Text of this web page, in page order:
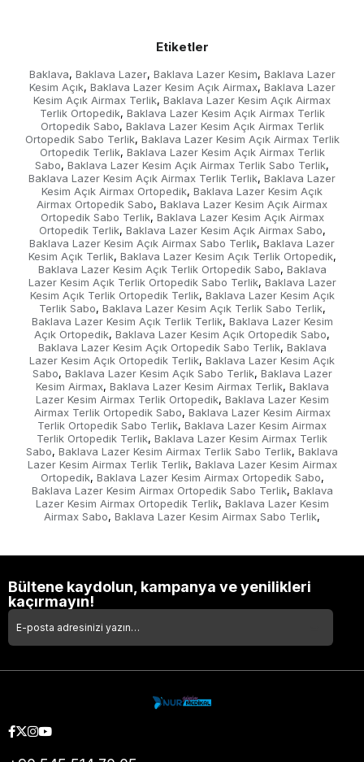
Etiketler
Baklava, Baklava Lazer, Baklava Lazer Kesim, Baklava Lazer
Kesim Açık, Baklava Lazer Kesim Açık Airmax, Baklava Lazer
Kesim Açık Airmax Terlik, Baklava Lazer Kesim Açık Airmax
Terlik Ortopedik, Baklava Lazer Kesim Açık Airmax Terlik
Ortopedik Sabo, Baklava Lazer Kesim Açık Airmax Terlik
Ortopedik Sabo Terlik, Baklava Lazer Kesim Açık Airmax Terlik
Ortopedik Terlik, Baklava Lazer Kesim Açık Airmax Terlik
Sabo, Baklava Lazer Kesim Açık Airmax Terlik Sabo Terlik,
Baklava Lazer Kesim Açık Airmax Terlik Terlik, Baklava Lazer
Kesim Açık Airmax Ortopedik, Baklava Lazer Kesim Açık
Airmax Ortopedik Sabo, Baklava Lazer Kesim Açık Airmax
Ortopedik Sabo Terlik, Baklava Lazer Kesim Açık Airmax
Ortopedik Terlik, Baklava Lazer Kesim Açık Airmax Sabo,
Baklava Lazer Kesim Açık Airmax Sabo Terlik, Baklava Lazer
Kesim Açık Terlik, Baklava Lazer Kesim Açık Terlik Ortopedik,
Baklava Lazer Kesim Açık Terlik Ortopedik Sabo, Baklava
Lazer Kesim Açık Terlik Ortopedik Sabo Terlik, Baklava Lazer
Kesim Açık Terlik Ortopedik Terlik, Baklava Lazer Kesim Açık
Terlik Sabo, Baklava Lazer Kesim Açık Terlik Sabo Terlik,
Baklava Lazer Kesim Açık Terlik Terlik, Baklava Lazer Kesim
Açık Ortopedik, Baklava Lazer Kesim Açık Ortopedik Sabo,
Baklava Lazer Kesim Açık Ortopedik Sabo Terlik, Baklava
Lazer Kesim Açık Ortopedik Terlik, Baklava Lazer Kesim Açık
Sabo, Baklava Lazer Kesim Açık Sabo Terlik, Baklava Lazer
Kesim Airmax, Baklava Lazer Kesim Airmax Terlik, Baklava
Lazer Kesim Airmax Terlik Ortopedik, Baklava Lazer Kesim
Airmax Terlik Ortopedik Sabo, Baklava Lazer Kesim Airmax
Terlik Ortopedik Sabo Terlik, Baklava Lazer Kesim Airmax
Terlik Ortopedik Terlik, Baklava Lazer Kesim Airmax Terlik
Sabo, Baklava Lazer Kesim Airmax Terlik Sabo Terlik, Baklava
Lazer Kesim Airmax Terlik Terlik, Baklava Lazer Kesim Airmax
Ortopedik, Baklava Lazer Kesim Airmax Ortopedik Sabo,
Baklava Lazer Kesim Airmax Ortopedik Sabo Terlik, Baklava
Lazer Kesim Airmax Ortopedik Terlik, Baklava Lazer Kesim
Airmax Sabo, Baklava Lazer Kesim Airmax Sabo Terlik,
Bültene kaydolun, kampanya ve yenilikleri
kaçırmayın!